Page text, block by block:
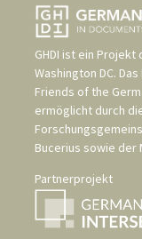
GHDI ist ein Projekt
Washington DC.
Friends of the
ermöglicht durch
Bucerius sowie der
Partnerprojekt